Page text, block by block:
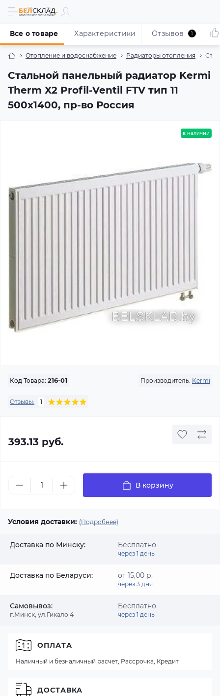
Отопление и водоснабжение Радиаторы отопления
Стальной панельный радиатор Kermi
Therm X2 Profil-Ventil FTV тип 11
500x1400, пр-во Россия
Все о товаре Характеристики Отзывов 1
в наличии
Код Товара: 216-01 Производитель: Kermi
Отзывы: 1
393.13 руб.
В корзину
Условия доставки: (Подробнее)
Доставка по Минску: Бесплатно
через 1 день
Доставка по Беларуси: от 15,00 р.
через 3 дня
Самовывоз:
г.Минск, ул.Гикало 4
Бесплатно
через 1 день
ОПЛАТА
Наличный и безналичный расчет, Рассрочка, Кредит
ДОСТАВКА